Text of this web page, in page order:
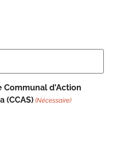
Communal d'Action
(CCAS) (Nécessaire)